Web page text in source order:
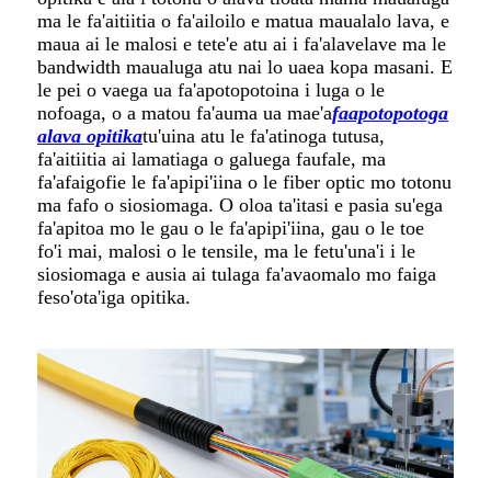
ma le fa'aitiitia o fa'ailoilo e matua maualalo lava, e
maua ai le malosi e tete'e atu ai i fa'alavelave ma le
bandwidth maualuga atu nai lo uaea kopa masani. E
le pei o vaega ua fa'apotopotoina i luga o le
nofoaga, o a matou fa'auma ua mae'afaapotopotoga
alava opitikatu'uina atu le fa'atinoga tutusa,
fa'aitiitia ai lamatiaga o galuega faufale, ma
fa'afaigofie le fa'apipi'iina o le fiber optic mo totonu
ma fafo o siosiomaga. O oloa ta'itasi e pasia su'ega
fa'apitoa mo le gau o le fa'apipi'iina, gau o le toe
fo'i mai, malosi o le tensile, ma le fetu'una'i i le
siosiomaga e ausia ai tulaga fa'avaomalo mo faiga
feso'ota'iga opitika.